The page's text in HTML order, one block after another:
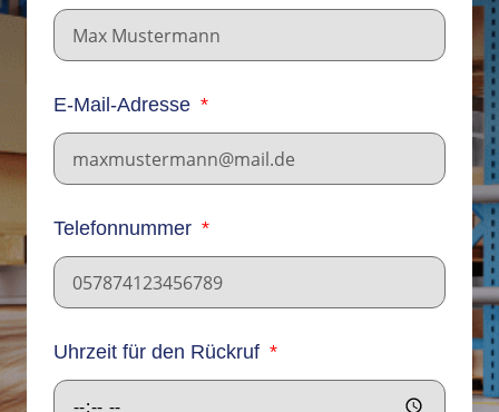
E-Mail-Adresse
Telefonnummer
Uhrzeit für den Rückruf